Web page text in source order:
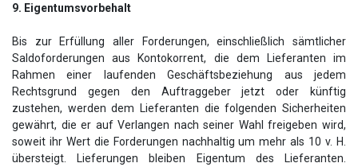
9. Eigentumsvorbehalt
Bis zur Erfüllung aller Forderungen, einschließlich sämtlicher
Saldoforderungen aus Kontokorrent, die dem Lieferanten im
Rahmen einer laufenden Geschäftsbeziehung aus jedem
Rechtsgrund gegen den Auftraggeber jetzt oder künftig
zustehen, werden dem Lieferanten die folgenden Sicherheiten
gewährt, die er auf Verlangen nach seiner Wahl freigeben wird,
soweit ihr Wert die Forderungen nachhaltig um mehr als 10 v. H.
übersteigt. Lieferungen bleiben Eigentum des Lieferanten.